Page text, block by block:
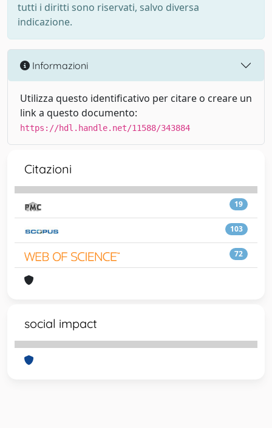
tutti i diritti sono riservati, salvo diversa
indicazione.
Informazioni
Utilizza questo identificativo per citare o creare un
link a questo documento:
https://hdl.handle.net/11588/343884
Citazioni
19
103
72
social impact